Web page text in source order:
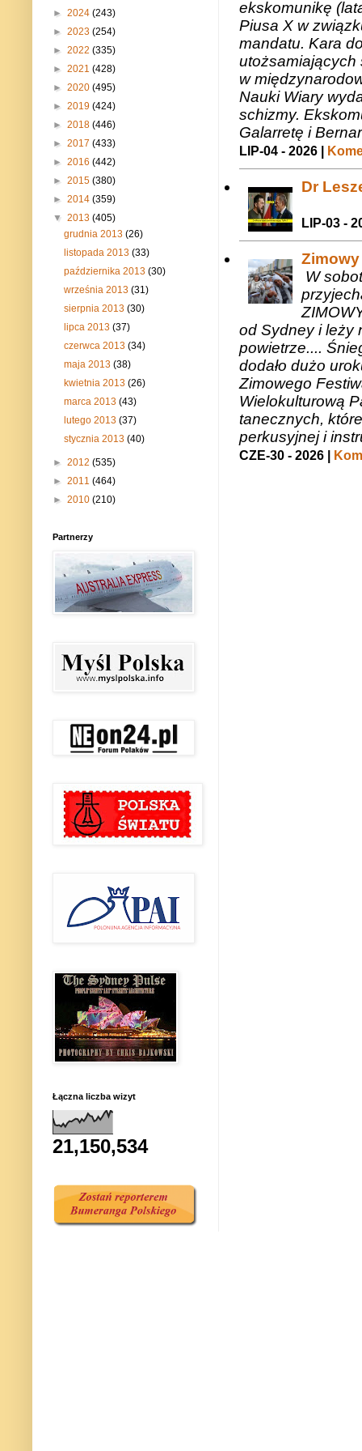
ekskomunikę
Piusa X w
mandatu. Kara
utożsamiających
w
Nauki Wiary
schizmy.
Galarretę i
LIP-04 - 2026 |
Dr
LIP-03 -
W
od Sydney i leży
powietrze....
dodało dużo
Zimowego
Wielokulturową
tanecznych,
perkusyjnej i
CZE-30 - 2026 |
► 2024 (243)
► 2023 (254)
► 2022 (335)
► 2021 (428)
► 2020 (495)
► 2019 (424)
► 2018 (446)
► 2017 (433)
► 2016 (442)
► 2015 (380)
► 2014 (359)
▼ 2013 (405)
grudnia 2013(26)
listopada 2013(33)
października 2013(30)
września 2013(31)
sierpnia 2013(30)
lipca 2013(37)
czerwca 2013(34)
maja 2013(38)
kwietnia 2013(26)
marca 2013(43)
lutego 2013(37)
stycznia 2013(40)
► 2012 (535)
► 2011 (464)
► 2010 (210)
Partnerzy
Łączna liczba wizyt
21,150,534